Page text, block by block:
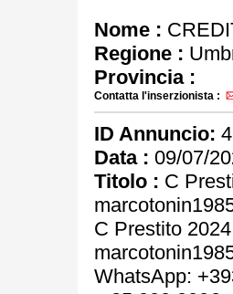
Nome :
Regione :
Provincia :
Contatta l'inserzionista :
ID Annuncio:
Data : 09/07/
Titolo : C
C Prestito
WhatsApp: